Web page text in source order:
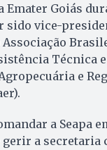
Emater Goiás
sido vice-
Associação
Técnica
e
a Seapa
gerir a secretaria